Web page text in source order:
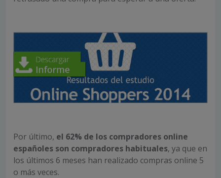
Por último, el 62% de los compradores online
españoles son compradores habituales, ya que en
los últimos 6 meses han realizado compras online 5
o más veces.